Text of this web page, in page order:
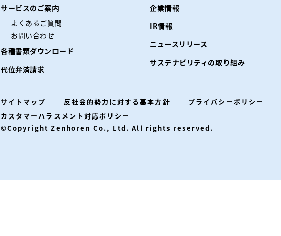
サービスのご案内
よくあるご質問
お問い合わせ
各種書類ダウンロード
代位弁済請求
企業情報
IR情報
ニュースリリース
サステナビリティの取り組み
サイトマップ 反社会的勢力に対する基本方針 プライバシーポリシー
カスタマーハラスメント対応ポリシー
©Copyright Zenhoren Co., Ltd. All rights reserved.